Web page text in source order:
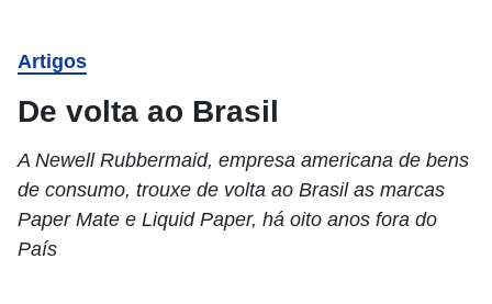
Artigos
De volta ao Brasil
A Newell Rubbermaid, empresa americana de bens
de consumo, trouxe de volta ao Brasil as marcas
Paper Mate e Liquid Paper, há oito anos fora do
País